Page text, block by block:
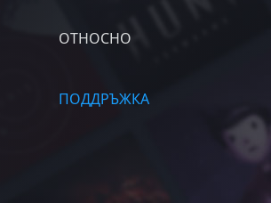
ОТНОСНО
ПОДДРЪЖКА